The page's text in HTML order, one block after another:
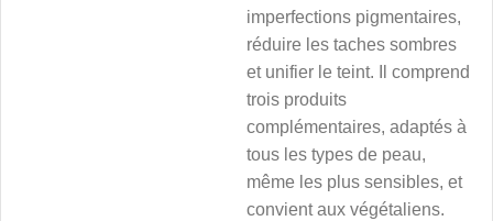
imperfections pigmentaires,
réduire les taches sombres
et unifier le teint. Il comprend
trois produits
complémentaires, adaptés à
tous les types de peau,
même les plus sensibles, et
convient aux végétaliens.